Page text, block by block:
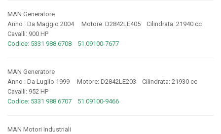
MAN Generatore
Anno : Da Maggio 2004 Motore: D2842LE405 Cilindrata: 21940 cc
Cavalli: 900 HP
Codice: 5331 988 6708 51.09100-7677
MAN Generatore
Anno : Da Luglio 1999 Motore: D2842LE203 Cilindrata: 21930 cc
Cavalli: 952 HP
Codice: 5331 988 6707 51.09100-9466
MAN Motori Industriali